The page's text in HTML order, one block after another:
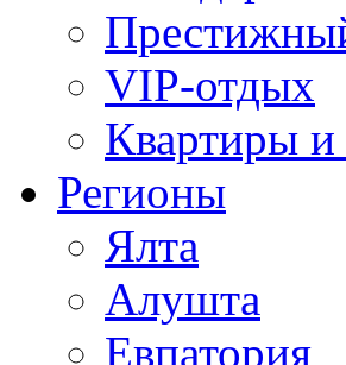
VIP-отдых
Квартиры и
Регионы
Ялта
Алушта
Евпатория